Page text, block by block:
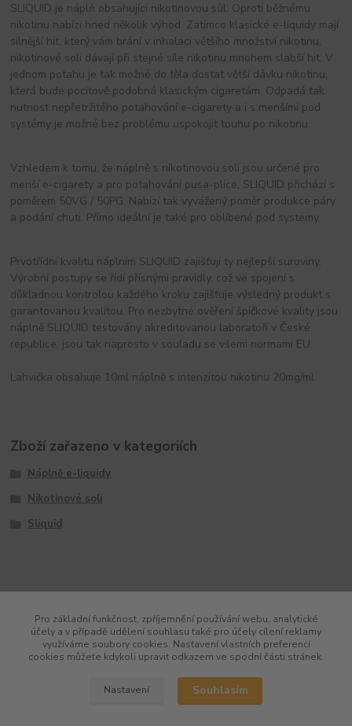
SLIQUID je náplň obsahující nikotinovou sůl. Oproti běžnému
nikotinu nabízí hned několik výhod. Zatímco klasické e-liquidy mají
silnější hit, který vám brání v inhalaci většího množství nikotinu,
nikotinové soli dávají při stejné síle nikotinu mnohem slabší hit. V
jednom potahu je tak možné do těla dostat větší dávku nikotinu,
která bude pocitově podobná klasickým cigaretám. Odpadá tak
nutnost nepřetržitého potahování e-cigarety a i s menšími pod
systémy je možné bez problému uspokojit touhu po nikotinu.
Vzhledem k tomu, že náplně s nikotinovou solí jsou určené pro
menší e-cigarety a pro potahování pusa-plíce, SLIQUID přichází s
poměrem 50VG / 50PG. Nabízí tak vyvážený poměr produkce páry
a podání chuti. Přímo ideální je také pro oblíbené pod systémy.
Prvotřídní kvalitu náplním SLIQUID zajišťují ty nejlepší suroviny.
Výrobní postupy se řídí přísnými pravidly, což ve spojení s
důkladnou kontrolou každého kroku zajišťuje výsledný produkt s
garantovanou kvalitou. Pro nezbytné ověření špičkové kvality jsou
náplně SLIQUID testovány akreditovanou laboratoří v České
republice, jsou tak naprosto v souladu se všemi normami EU.
Lahvička obsahuje 10ml náplně s intenzitou nikotinu 20mg/ml.
Zboží zařazeno v kategoriích
Náplně e-liquidy
Nikotinové soli
Sliquid
Pro základní funkčnost, zpříjemnění používání webu, analytické
účely a v případě udělení souhlasu také pro účely cílení reklamy
využíváme soubory cookies. Nastavení vlastních preferencí
cookies můžete kdykoli upravit odkazem ve spodní části stránek.
Nastavení Souhlasím